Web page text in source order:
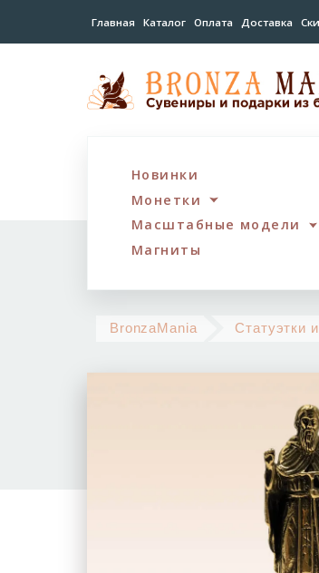
Главная Каталог Оплата Доставка
Новинки
Монетки
Масштабные модели
Магниты
BronzaMania Статуэтки